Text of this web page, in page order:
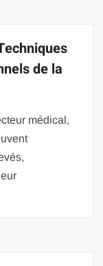
de la
médical,